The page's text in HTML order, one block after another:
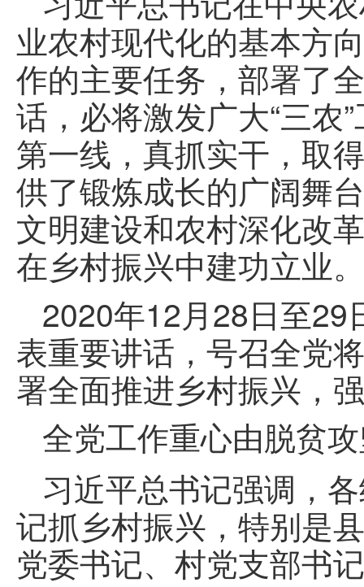
业农村现代化的基本方
作的主要任务，部署了
话，必将激发广大“三农
第一线，真抓实干，取
供了锻炼成长的广阔舞
文明建设和农村深化改
在乡村振兴中建功立业。
2020年12月28日至29
表重要讲话，号召全党
署全面推进乡村振兴，
全党工作重心由脱贫
习近平总书记强调，
记抓乡村振兴，特别是
党委书记、村党支部书